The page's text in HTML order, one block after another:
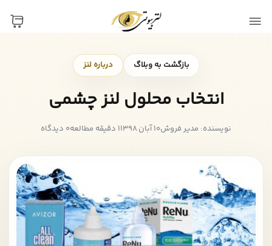
بازگشت به وبلاگ درباره لنز
انتخاب محلول لنز چشمی
نویسنده: مدیر فروش10 آبان 1398 1 دقیقه مطالعه 0 دیدگاه